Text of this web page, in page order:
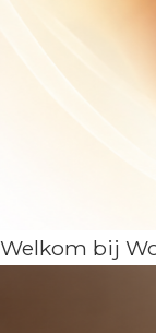
Welkom bij